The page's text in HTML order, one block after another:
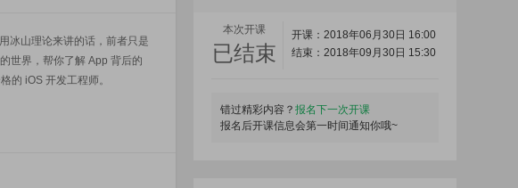
冰山理论来讲的话，前者只是
世界，帮你了解 App 背后的
的 iOS 开发工程师。
本次开课
已结束
开课：2018年06月30日 16:00
结束：2018年09月30日 15:30
错过精彩内容？ 报名下一次开课
报名后开课信息会第一时间通知你哦~